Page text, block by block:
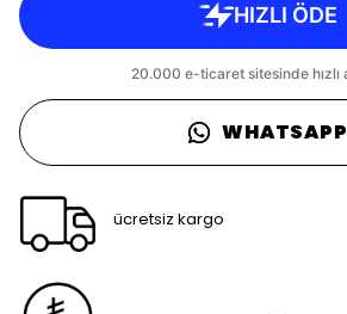
WHATSAPP
ücretsiz kargo